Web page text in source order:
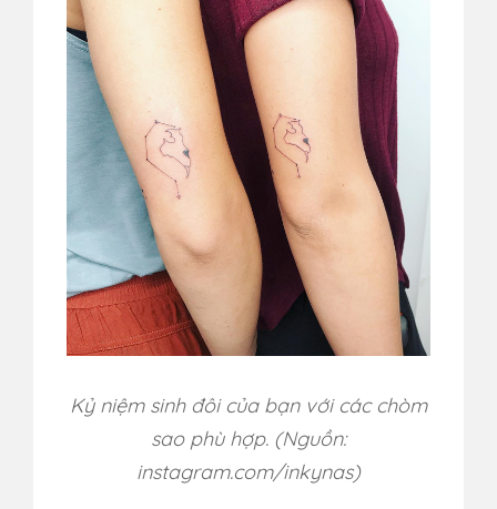
Kỷ niệm sinh đôi của bạn với các chòm
sao phù hợp. (Nguồn:
instagram.com/inkynas​)